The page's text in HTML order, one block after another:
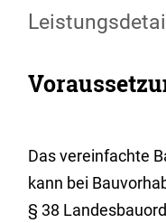
Das vereinfachte
kann bei
§ 38